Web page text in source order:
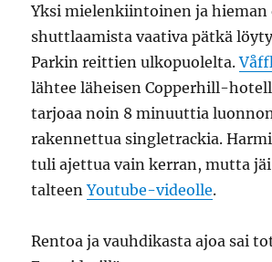
Yksi mielenkiintoinen ja
shuttlaamista vaativa pätkä
Parkin reittien ulkopuolelta.
lähtee läheisen Copperhill-
tarjoaa noin 8 minuuttia
rakennettua singletrackia.
tuli ajettua vain kerran, mutta jäi
talteenYoutube-videolle.
Rentoa ja vauhdikasta ajoa sai